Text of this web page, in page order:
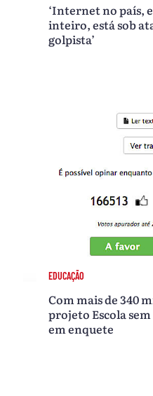
‘Internet no país,
inteiro, está sob
golpista’
EDUCAÇÃO
Com mais de 340
projeto Escola
em enquete